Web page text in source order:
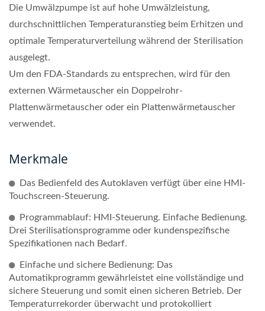
Die Umwälzpumpe ist auf hohe Umwälzleistung,
durchschnittlichen Temperaturanstieg beim Erhitzen und
optimale Temperaturverteilung während der Sterilisation
ausgelegt.
Um den FDA-Standards zu entsprechen, wird für den
externen Wärmetauscher ein Doppelrohr-
Plattenwärmetauscher oder ein Plattenwärmetauscher
verwendet.
Merkmale
Das Bedienfeld des Autoklaven verfügt über eine HMI-
Touchscreen-Steuerung.
Programmablauf: HMI-Steuerung. Einfache Bedienung.
Drei Sterilisationsprogramme oder kundenspezifische
Spezifikationen nach Bedarf.
Einfache und sichere Bedienung: Das
Automatikprogramm gewährleistet eine vollständige und
sichere Steuerung und somit einen sicheren Betrieb. Der
Temperaturrekorder überwacht und protokolliert